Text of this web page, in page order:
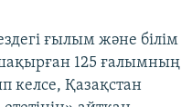
ғылым және білім
125 ғалымның
келсе, Қазақстан